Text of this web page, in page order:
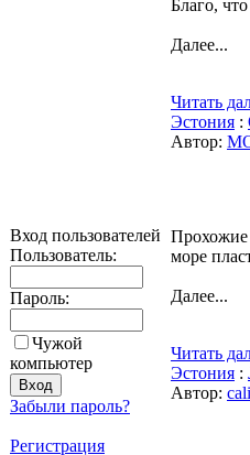
Вход пользователей
Пользователь:
Пароль:
Чужой
компьютер
Забыли пароль?
Регистрация
Благо,
Далее...
Читать
Эстония :
Автор:
Прохожие
море
Далее...
Читать
Эстония :
Автор: